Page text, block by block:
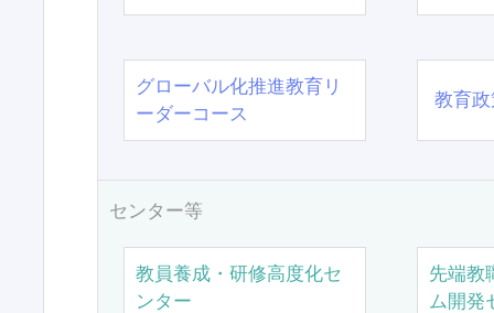
グローバル化推進教育リ
ーダーコース
教育
センター等
教員養成・研修高度化セ
ンター
先端教
ム開発